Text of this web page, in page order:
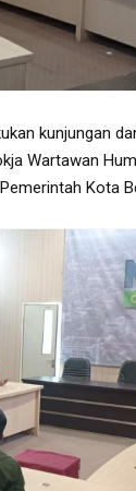
kunjungan
Wartawan
Kota